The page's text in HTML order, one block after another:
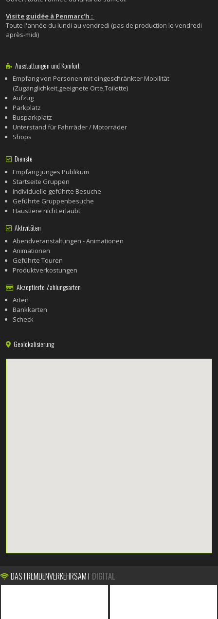
Visite guidée à Penmarc'h :
Toute l'année du lundi au vendredi (pas de production le vendredi
après-midi)
Ausstattungen und Komfort
Empfang von Personen mit eingeschränkter Mobilität
(Zugänglichkeit,geeignete Orte,Toilette)
Aufzug
Parkplatz
Busparkplatz
Unterstand für Fahrräder / Motorräder
Shops
Dienste
Empfang junges Publikum
Startseite Gruppen
Individuelle geführte Besuche
Geführte Gruppenbesuche
Haustiere nicht erlaubt
Aktivitäten
Abendveranstaltungen - Animationen
Animationen
Geführte Touren
Produktverkostungen
Akzeptierte Zahlungsarten
Arten
Bankkarten
Scheck
Geolokalisierung
DAS FREMDENVERKEHRSAMT DIGITAL